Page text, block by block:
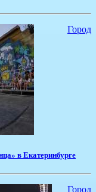
Город
в Екатеринбурге
Город